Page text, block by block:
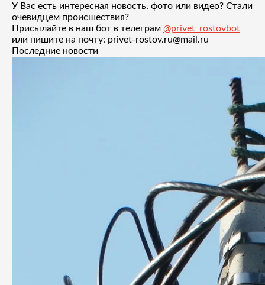
У Вас есть интересная новость, фото или видео? Стали
очевидцем происшествия?
Присылайте в наш бот в телеграм @privet_rostovbot
или пишите на почту: privet-rostov.ru@mail.ru
Последние новости